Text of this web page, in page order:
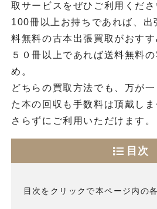
取サービスをぜひご利用くださ
100冊以上お持ちであれば、出
料無料の古本出張買取がおすす
５０冊以上であれば送料無料
め。
どちらの買取方法でも、万が
た本の回収も手数料は頂戴し
さらずにご利用いただけます。
目次
目次をクリックで本ページ内の